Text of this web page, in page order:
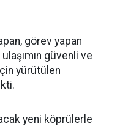
görev yapan
güvenli ve
yürütülen
yeni köprülerle